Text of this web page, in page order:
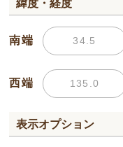
緯度・経度
南端
西端
表示オプション